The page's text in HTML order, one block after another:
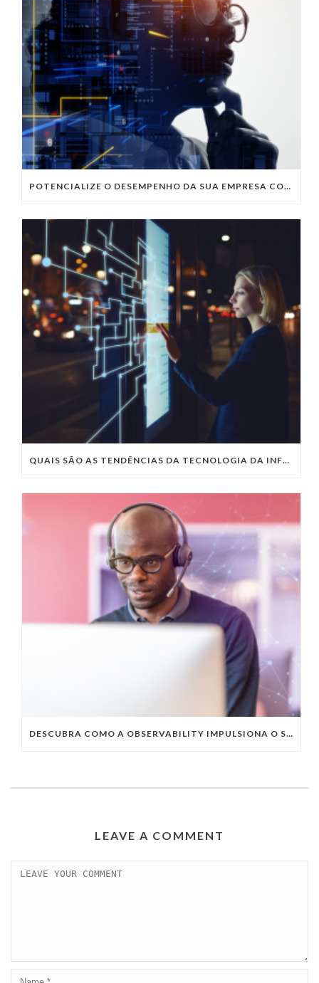
POTENCIALIZE O DESEMPENHO DA SUA EMPRESA COM OS SERVIÇOS DE TI DA VIVO VITA
QUAIS SÃO AS TENDÊNCIAS DA TECNOLOGIA DA INFORMAÇÃO PARA 2023?
DESCUBRA COMO A OBSERVABILITY IMPULSIONA O SUCESSO DO SEU NEGÓCIO
LEAVE A COMMENT